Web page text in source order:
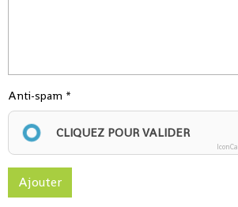
Anti-spam
CLIQUEZ POUR VALIDER
Ajouter